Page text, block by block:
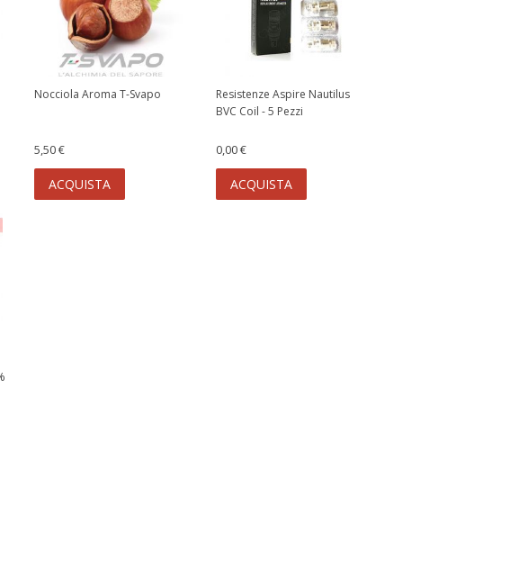
Nocciola Aroma T-Svapo
5,50 €
ACQUISTA
Resistenze Aspire Nautilus
BVC Coil - 5 Pezzi
0,00 €
ACQUISTA